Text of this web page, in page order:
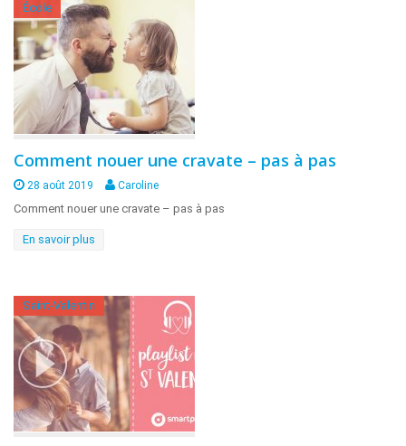
École
Comment nouer une cravate – pas à pas
28 août 2019 Caroline
Comment nouer une cravate – pas à pas
En savoir plus
Saint-Valentin